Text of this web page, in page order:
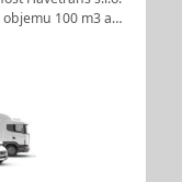
objemu 100 m3 a…